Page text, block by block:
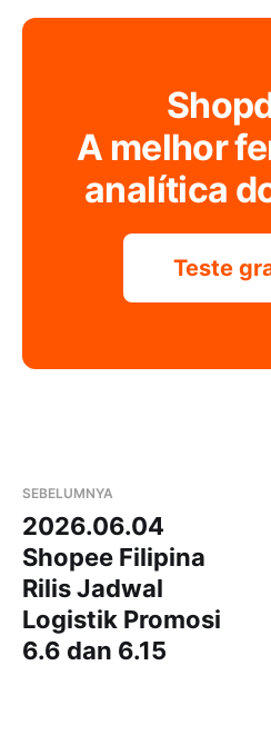
A melhor
analítica
Teste
SEBELUMNYA
2026.06.04
Shopee Filipina
Rilis Jadwal
Logistik Promosi
6.6 dan 6.15